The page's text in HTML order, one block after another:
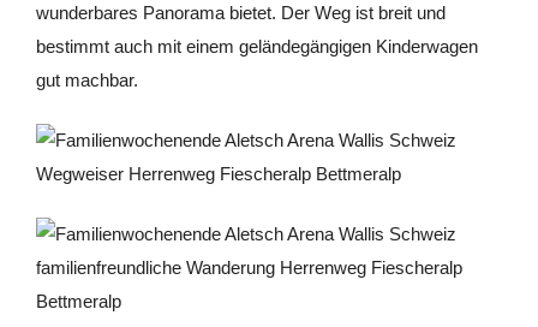
wunderbares Panorama bietet. Der Weg ist breit und
bestimmt auch mit einem geländegängigen Kinderwagen
gut machbar.